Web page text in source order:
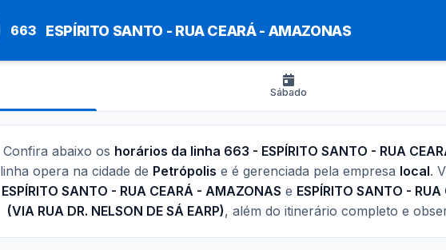
663 ESPÍRITO SANTO - RUA CEARÁ - AMAZONAS
Sábado
Confira abaixo os horários da linha 663 - ESPÍRITO SANTO - RUA
linha opera na cidade de Petrópolis e é gerenciada pela empresa local.
ESPÍRITO SANTO - RUA CEARÁ - AMAZONAS e ESPÍRITO SANTO -
(VIA RUA DR. NELSON DE SÁ EARP), além do itinerário completo e